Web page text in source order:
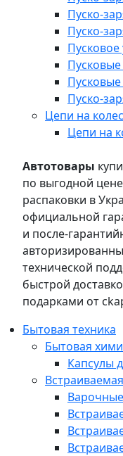
Пуско-
Пуско-
Пусковое
Пуско-
Цепи на
Цепи на
Автотовары
по выгодной
распаковки в
официальной
и после-
технической
быстрой
подарками от
Бытовая техника
Бытовая
Капсулы